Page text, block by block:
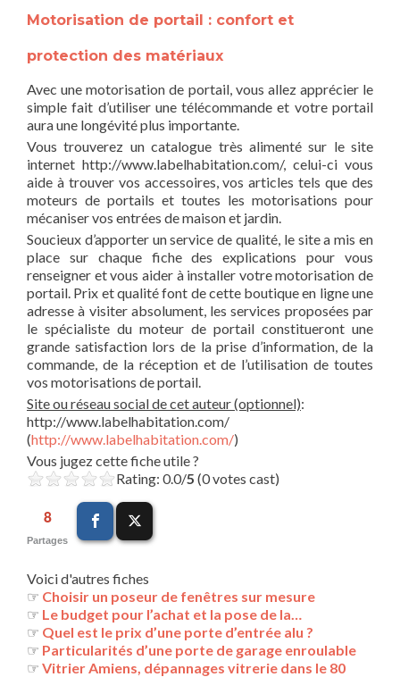
Motorisation de portail : confort et
protection des matériaux
Avec une motorisation de portail, vous allez apprécier le
simple fait d’utiliser une télécommande et votre portail
aura une longévité plus importante.
Vous trouverez un catalogue très alimenté sur le site
internet http://www.labelhabitation.com/, celui-ci vous
aide à trouver vos accessoires, vos articles tels que des
moteurs de portails et toutes les motorisations pour
mécaniser vos entrées de maison et jardin.
Soucieux d’apporter un service de qualité, le site a mis en
place sur chaque fiche des explications pour vous
renseigner et vous aider à installer votre motorisation de
portail. Prix et qualité font de cette boutique en ligne une
adresse à visiter absolument, les services proposées par
le spécialiste du moteur de portail constitueront une
grande satisfaction lors de la prise d’information, de la
commande, de la réception et de l’utilisation de toutes
vos motorisations de portail.
Site ou réseau social de cet auteur (optionnel):
http://www.labelhabitation.com/
(http://www.labelhabitation.com/)
Vous jugez cette fiche utile ?
Rating: 0.0/5 (0 votes cast)
8
Partages
Voici d'autres fiches
☞ Choisir un poseur de fenêtres sur mesure
☞ Le budget pour l’achat et la pose de la…
☞ Quel est le prix d’une porte d’entrée alu ?
☞ Particularités d’une porte de garage enroulable
☞ Vitrier Amiens, dépannages vitrerie dans le 80